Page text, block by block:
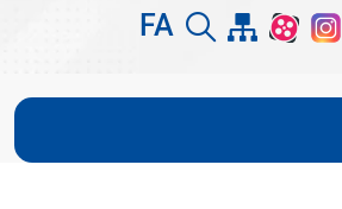
FA